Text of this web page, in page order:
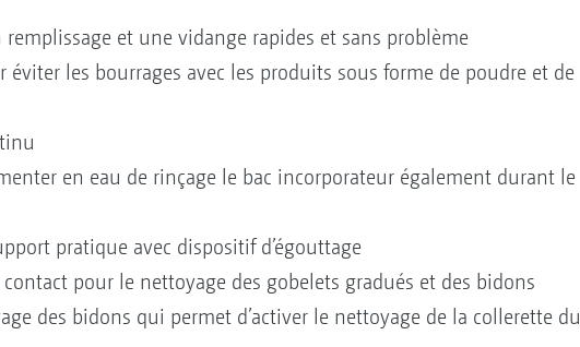
et une vidange rapides et sans problème
les bourrages avec les produits sous forme de poudre et de
en eau de rinçage le bac incorporateur également durant le
pratique avec dispositif d’égouttage
pour le nettoyage des gobelets gradués et des bidons
des bidons qui permet d’activer le nettoyage de la collerette du